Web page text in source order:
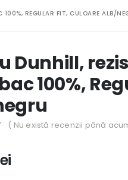
REGULAR FIT, CULOARE ALB/
Dunhill,
100%,
( Nu există recenzii până